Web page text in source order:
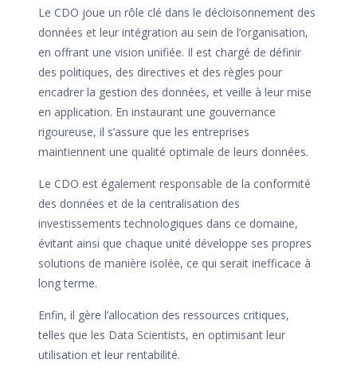
Le CDO joue un rôle clé dans le décloisonnement des
données et leur intégration au sein de l’organisation,
en offrant une vision unifiée. Il est chargé de définir
des politiques, des directives et des règles pour
encadrer la gestion des données, et veille à leur mise
en application. En instaurant une gouvernance
rigoureuse, il s’assure que les entreprises
maintiennent une qualité optimale de leurs données.
Le CDO est également responsable de la conformité
des données et de la centralisation des
investissements technologiques dans ce domaine,
évitant ainsi que chaque unité développe ses propres
solutions de manière isolée, ce qui serait inefficace à
long terme.
Enfin, il gère l’allocation des ressources critiques,
telles que les Data Scientists, en optimisant leur
utilisation et leur rentabilité.